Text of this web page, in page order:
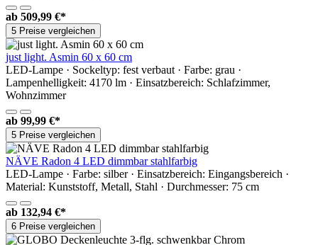
ab 509,99 €*
5 Preise vergleichen
just light. Asmin 60 x 60 cm
LED-Lampe · Sockeltyp: fest verbaut · Farbe: grau ·
Lampenhelligkeit: 4170 lm · Einsatzbereich: Schlafzimmer,
Wohnzimmer
ab 99,99 €*
5 Preise vergleichen
NÄVE Radon 4 LED dimmbar stahlfarbig
LED-Lampe · Farbe: silber · Einsatzbereich: Eingangsbereich ·
Material: Kunststoff, Metall, Stahl · Durchmesser: 75 cm
ab 132,94 €*
6 Preise vergleichen